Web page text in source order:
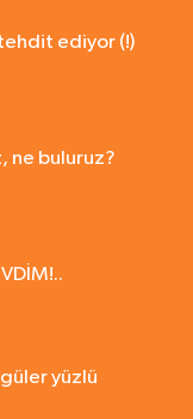
tehdit ediyor (!)
ne buluruz?
güler yüzlü